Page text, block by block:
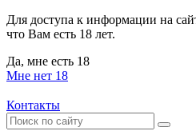
Для доступа к информации на
что Вам есть 18 лет.
Да, мне есть 18
Мне нет 18
Контакты